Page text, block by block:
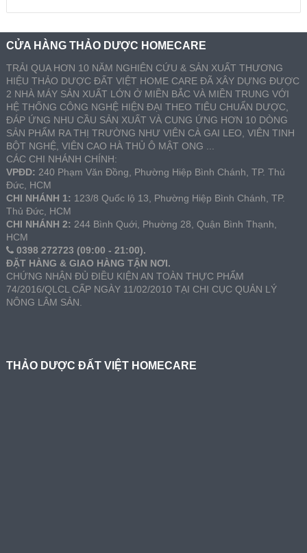
CỬA HÀNG THẢO DƯỢC HOMECARE
TRẢI QUA HƠN 10 NĂM NGHIÊN CỨU & SẢN XUẤT THƯƠNG
HIỆU THẢO DƯỢC ĐẤT VIỆT HOME CARE ĐÃ XÂY DỰNG ĐƯỢC
2 NHÀ MÁY SẢN XUẤT LỚN Ở MIỀN BẮC VÀ MIỀN TRUNG VỚI
HỆ THỐNG CÔNG NGHỆ HIỆN ĐẠI THEO TIÊU CHUẨN DƯỢC,
ĐÁP ỨNG NHU CẦU SẢN XUẤT VÀ CUNG ỨNG HƠN 10 DÒNG
SẢN PHẨM RA THỊ TRƯỜNG NHƯ VIÊN CÀ GAI LEO, VIÊN TINH
BỘT NGHỆ, VIÊN CAO HÀ THỦ Ô MẬT ONG ...
CÁC CHI NHÁNH CHÍNH:
VPĐD: 240 Phạm Văn Đồng, Phường Hiệp Bình Chánh, TP. Thủ
Đức, HCM
CHI NHÁNH 1: 123/8 Quốc lộ 13, Phường Hiệp Bình Chánh, TP.
Thủ Đức, HCM
CHI NHÁNH 2: 244 Bình Quới, Phường 28, Quận Bình Thạnh,
HCM
0398 272723 (09:00 - 21:00).
ĐẶT HÀNG & GIAO HÀNG TẬN NƠI.
CHỨNG NHẬN ĐỦ ĐIỀU KIỆN AN TOÀN THỰC PHẨM
74/2016/QLCL CẤP NGÀY 11/02/2010 TẠI CHI CỤC QUẢN LÝ
NÔNG LÂM SẢN.
THẢO DƯỢC ĐẤT VIỆT HOMECARE